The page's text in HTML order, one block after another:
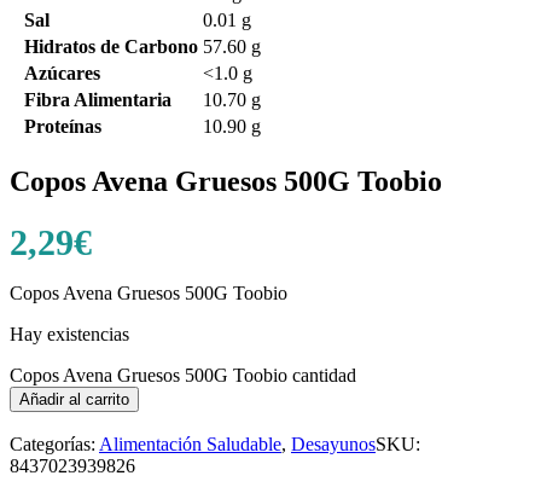
Sal
0.01 g
Hidratos de Carbono 57.60 g
Azúcares
<1.0 g
Fibra Alimentaria
10.70 g
Proteínas
10.90 g
Copos Avena Gruesos 500G Toobio
2,29€
Copos Avena Gruesos 500G Toobio
Hay existencias
Copos Avena Gruesos 500G Toobio cantidad
Añadir al carrito
Categorías: Alimentación Saludable, DesayunosSKU:
8437023939826